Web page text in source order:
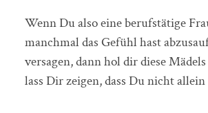
Wenn Du also eine berufstätige
manchmal das Gefühl hast
versagen, dann hol dir diese
lass Dir zeigen, dass Du nicht